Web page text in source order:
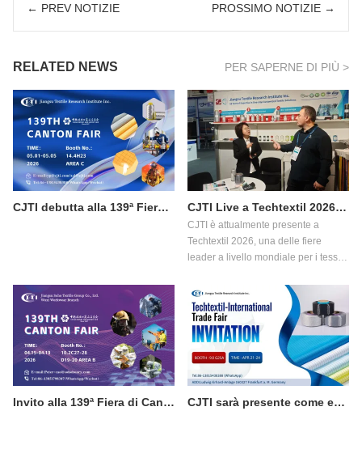
← PREV NOTIZIE PROSSIMO NOTIZIE →
RELATED NEWS PER SAPERNE DI PIÙ >
CJTI debutta alla 139ª Fiera di Canton, Fase 3: portare innovazioni tessili funzionali agli acquirenti di tutto il mondo. CJTI Live a Techtextil 2026: Presentazione delle innovazioni nel settore dei tessuti funzionali.
CJTI è attualmente presente a
Techtextil 2026, una delle fiere
leader a livello mondiale per i tessuti
dal 21 al 24 aprile 2026 a
Francoforte sul Meno.
Invito alla 139ª Fiera di Canton: scoprite le soluzioni di abbigliamento protettivo professionale di CJTI. CJTI sarà presente come espositore a Techtextil 2026 a Francoforte.